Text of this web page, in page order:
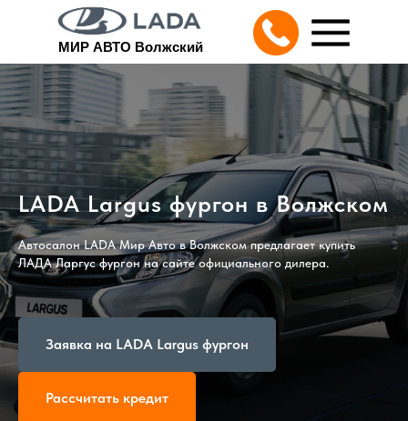
МИР АВТО Волжский
LADA Largus фургон в Волжском
Автосалон LADA Мир Авто в Волжском предлагает купить
ЛАДА Ларгус фургон на сайте официального дилера.
Заявка на LADA Largus фургон
Рассчитать кредит